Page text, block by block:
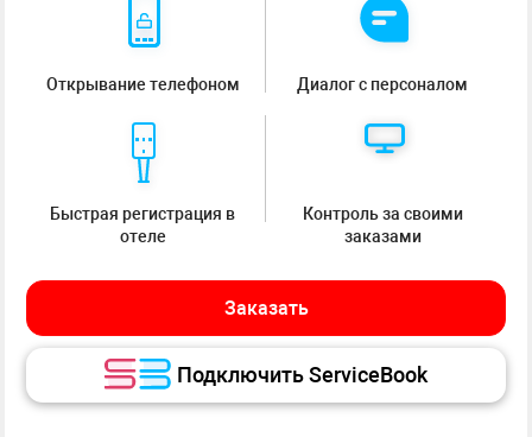
Открывание телефоном Диалог с персоналом
Быстрая регистрация в
отеле
Контроль за своими
заказами
Заказать
Подключить ServiceBook